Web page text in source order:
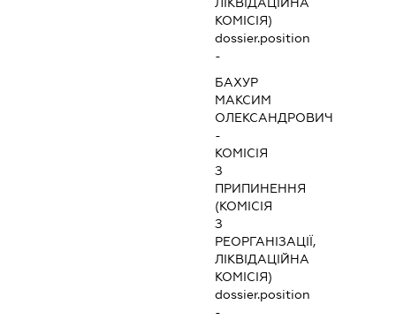
КОМІСІЯ)
dossier.position
-
БАХУР
МАКСИМ
ОЛЕКСАНДРОВИЧ
-
КОМІСІЯ
З
ПРИПИНЕННЯ
(КОМІСІЯ
З
РЕОРГАНІЗАЦІЇ,
ЛІКВІДАЦІЙНА
КОМІСІЯ)
dossier.position
-